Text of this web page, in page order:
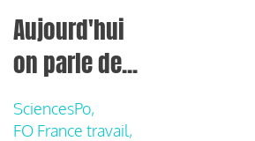
Aujourd'hui
on parle de...
SciencesPo,
FO France travail,